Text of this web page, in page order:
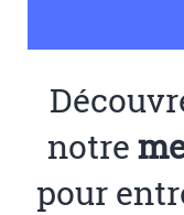
notre
pour